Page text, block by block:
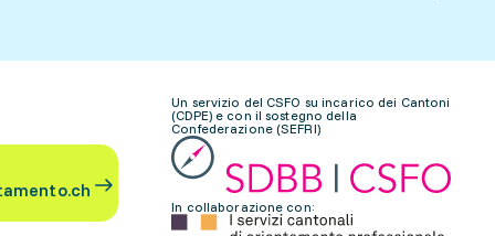
Un servizio del CSFO su incarico dei Cantoni
(CDPE) e con il sostegno della
Confederazione (SEFRI)
In collaborazione con: